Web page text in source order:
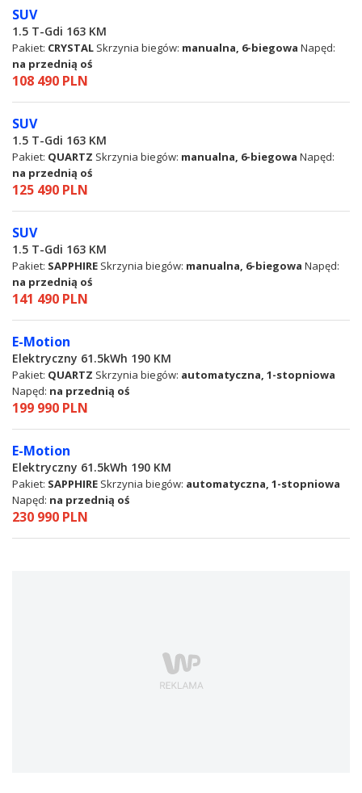
SUV
1.5 T-Gdi 163 KM
Pakiet: CRYSTAL Skrzynia biegów: manualna, 6-biegowa Napęd:
na przednią oś
108 490 PLN
SUV
1.5 T-Gdi 163 KM
Pakiet: QUARTZ Skrzynia biegów: manualna, 6-biegowa Napęd:
na przednią oś
125 490 PLN
SUV
1.5 T-Gdi 163 KM
Pakiet: SAPPHIRE Skrzynia biegów: manualna, 6-biegowa Napęd:
na przednią oś
141 490 PLN
E-Motion
Elektryczny 61.5kWh 190 KM
Pakiet: QUARTZ Skrzynia biegów: automatyczna, 1-stopniowa
Napęd: na przednią oś
199 990 PLN
E-Motion
Elektryczny 61.5kWh 190 KM
Pakiet: SAPPHIRE Skrzynia biegów: automatyczna, 1-stopniowa
Napęd: na przednią oś
230 990 PLN